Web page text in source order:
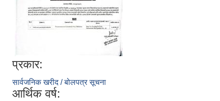
प्रकार:
सार्वजनिक खरीद / बोलपत्र सूचना
आर्थिक वर्ष: